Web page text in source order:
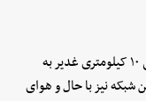
دوربین های شبکه سلامت با حضور در مسیر مهمانی ۱۰ کیلومتری غدیر به
شبکه نیز با حال و هوای